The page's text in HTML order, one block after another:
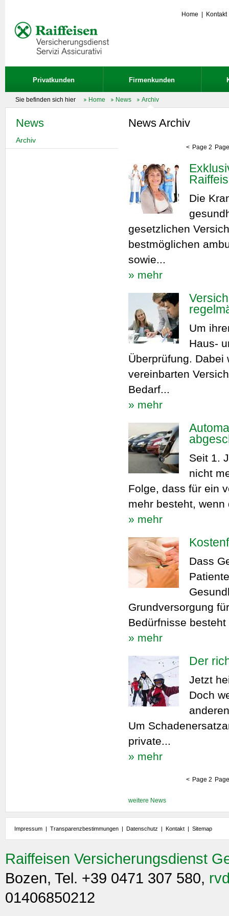
Home Kontakt
Privatkunden Firmenkunden
Sie befinden sich hier Home News Archiv
News Archiv
< Page 2
Die
gesetzlichen
bestmöglichen
sowie...
» mehr
Um
Haus-
Überprüfung.
vereinbarten
Bedarf...
» mehr
Seit 1.
nicht
Folge, dass für ein
mehr besteht,
» mehr
Dass
Grundversorgung
Bedürfnisse
» mehr
Der
Jetzt
Doch
Um
private...
» mehr
< Page 2
weitere News
News
Archiv
Impressum | Transparenzbestimmungen | Datenschutz | Kontakt | Sitemap
Raiffeisen Versicherungsdienst
Bozen, Tel. +39 0471 307 580,
01406850212